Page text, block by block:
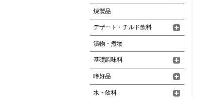
煉製品
デザート・チルド飲料
漬物・煮物
基礎調味料
嗜好品
水・飲料